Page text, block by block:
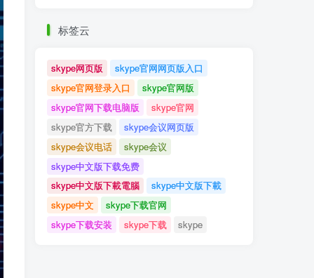
标签云
skype网页版
skype官网网页版入口
skype官网登录入口
skype官网版
skype官网下载电脑版
skype官网
skype官方下载
skype会议网页版
skype会议电话
skype会议
skype中文版下载免费
skype中文版下載電腦
skype中文版下載
skype中文
skype下载官网
skype下载安装
skype下载 skype